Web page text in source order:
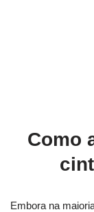
Como
Embora na